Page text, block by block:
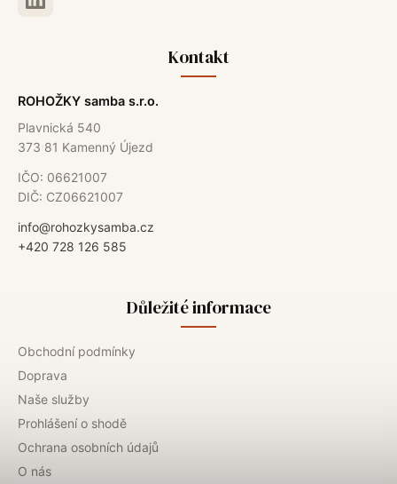
Kontakt
ROHOŽKY samba s.r.o.
Plavnická 540
373 81 Kamenný Újezd
IČO: 06621007
DIČ: CZ06621007
info@rohozkysamba.cz
+420 728 126 585
Důležité informace
Obchodní podmínky
Doprava
Naše služby
Prohlášení o shodě
Ochrana osobních údajů
O nás